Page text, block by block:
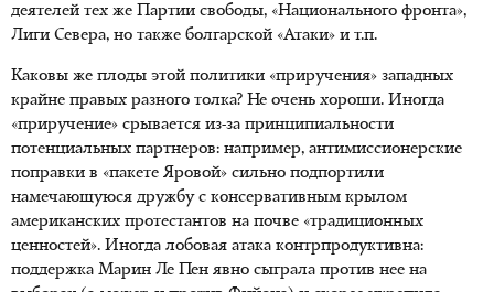
деятелей тех же Партии свободы, «Национального фронта»,
Лиги Севера, но также болгарской «Атаки» и т.п.
Каковы же плоды этой политики «приручения» западных
крайне правых разного толка? Не очень хороши. Иногда
«приручение» срывается из-за принципиальности
потенциальных партнеров: например, антимиссионерские
поправки в «пакете Яровой» сильно подпортили
намечающуюся дружбу с консервативным крылом
американских протестантов на почве «традиционных
ценностей». Иногда лобовая атака контрпродуктивна:
поддержка Марин Ле Пен явно сыграла против нее на